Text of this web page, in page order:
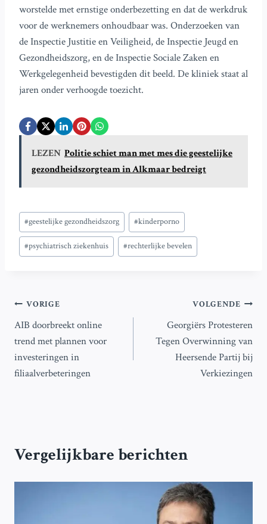
worstelde met ernstige onderbezetting en dat de werkdruk
voor de werknemers onhoudbaar was. Onderzoeken van
de Inspectie Justitie en Veiligheid, de Inspectie Jeugd en
Gezondheidszorg, en de Inspectie Sociale Zaken en
Werkgelegenheid bevestigden dit beeld. De kliniek staat al
jaren onder verhoogde toezicht.
LEZEN Politie schiet man met mes die geestelijke
gezondheidszorgteam in Alkmaar bedreigt
Bericht
tags:
#geestelijke gezondheidszorg #kinderporno
#psychiatrisch ziekenhuis #rechterlijke bevelen
Bericht
navigatie
VORIGE
AIB doorbreekt online
trend met plannen voor
investeringen in
filiaalverbeteringen
VOLGENDE
Georgiërs Protesteren
Tegen Overwinning van
Heersende Partij bij
Verkiezingen
Vergelijkbare berichten